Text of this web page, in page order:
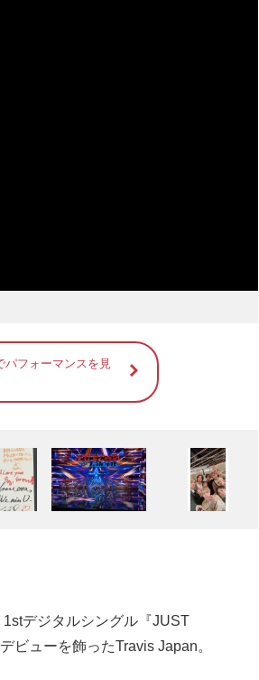
パフォーマンスを見
デジタルシングル『JUST
ビューを飾ったTravis Japan。